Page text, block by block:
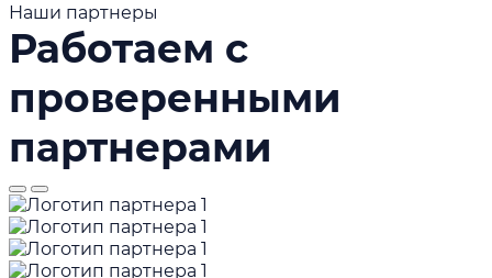
Наши партнеры
Работаем с
проверенными
партнерами